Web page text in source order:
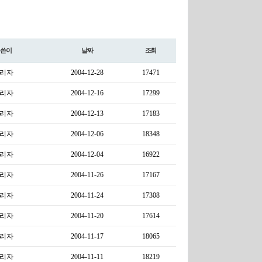
이 날짜 조회
자 2004-12-28 17471
자 2004-12-16 17299
자 2004-12-13 17183
자 2004-12-06 18348
자 2004-12-04 16922
자 2004-11-26 17167
자 2004-11-24 17308
자 2004-11-20 17614
자 2004-11-17 18065
자 2004-11-11 18219